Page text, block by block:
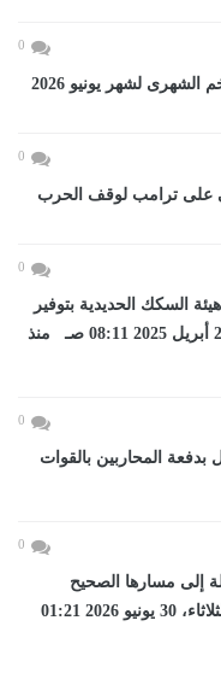
0
0
على ترامب لوقف الحرب
0
السكك الحديدية بتوفير
أماكن في رحلات...اليوم الأربعاء، 2 أبريل 2025 08:11 صـ منذ
0
المحاربين بالقوات
0
الدولة إلى مسارها الصحيح
ورسخت دعائم الاستقرار...اليوم الثلاثاء، 30 يونيو 2026 01:21